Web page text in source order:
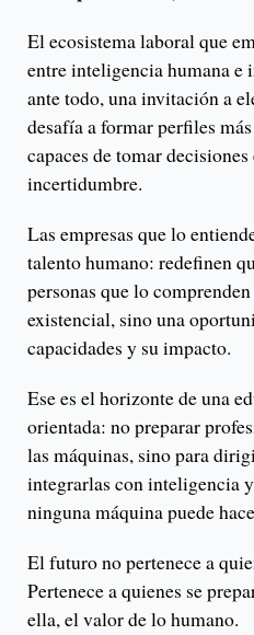
El ecosistema laboral que
entre inteligencia humana
ante todo, una invitación a
desafía a formar perfiles
capaces de tomar
incertidumbre.
Las empresas que lo
talento humano: redefinen
personas que lo
existencial, sino una
capacidades y su impacto.
Ese es el horizonte de una
orientada: no preparar
las máquinas, sino para
integrarlas con inteligencia
ninguna máquina puede
El futuro no pertenece a
Pertenece a quienes se
ella, el valor de lo humano.